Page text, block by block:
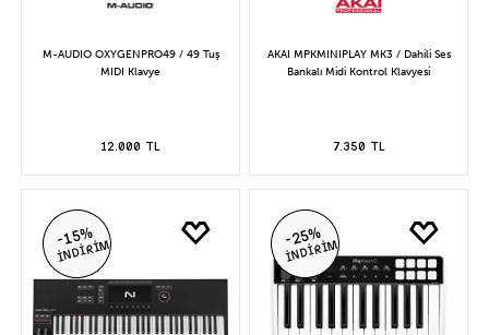
M-AUDIO OXYGENPRO49 / 49 Tuş
MIDI Klavye
12.000 TL
AKAI MPKMINIPLAY MK3 / Dahili Ses
Bankalı Midi Kontrol Klavyesi
7.350 TL
-15%
İNDİRİM
-25%
İNDİRİM